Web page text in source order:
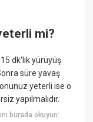
mi?
dk'lık yürüyüş
süre yavaş
yeterli ise o
yapılmalıdır.
burada okuyun: